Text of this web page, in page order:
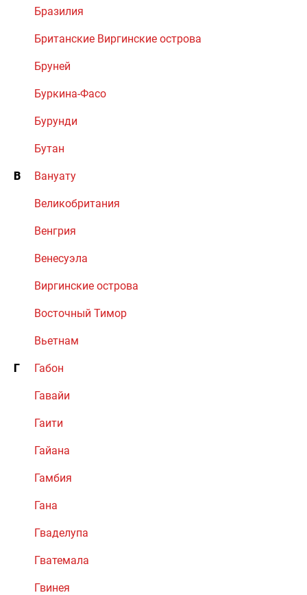
Бразилия
Британские Виргинские острова
Бруней
Буркина-Фасо
Бурунди
Бутан
В Вануату
Великобритания
Венгрия
Венесуэла
Виргинские острова
Восточный Тимор
Вьетнам
Г Габон
Гавайи
Гаити
Гайана
Гамбия
Гана
Гваделупа
Гватемала
Гвинея